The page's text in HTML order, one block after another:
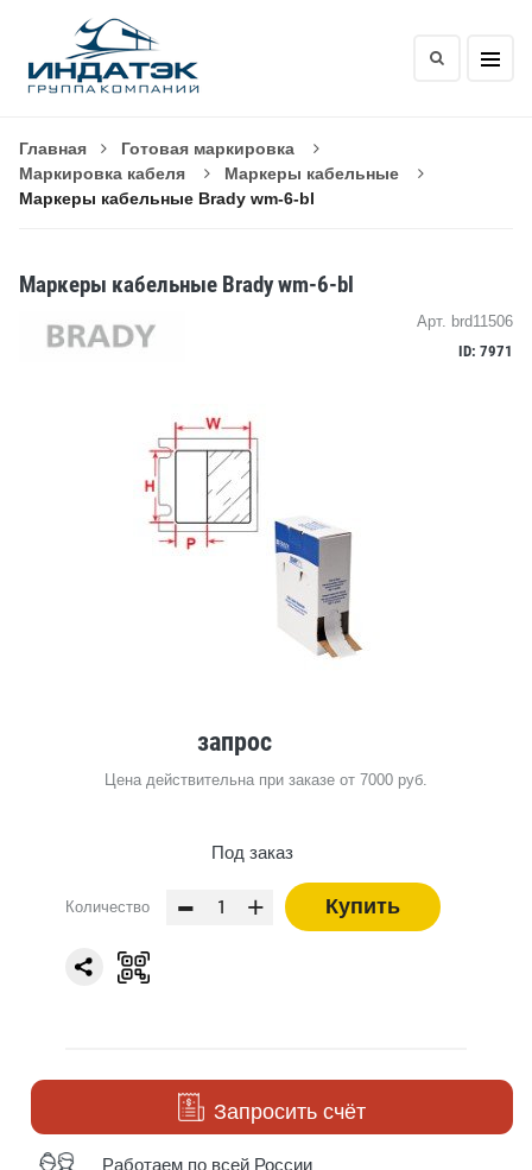
Главная
Готовая маркировка
Маркировка кабеля
Маркеры кабельные
Маркеры кабельные Brady wm-6-bl
Маркеры кабельные Brady wm-6-bl
Арт. brd11506
ID: 7971
запрос
Цена действительна при заказе от 7000 руб.
Под заказ
Количество - + Купить
Запросить счёт
Работаем по всей России